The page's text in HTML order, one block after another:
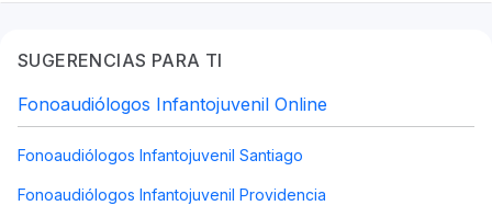
SUGERENCIAS PARA TI
Fonoaudiólogos Infantojuvenil Online
Fonoaudiólogos Infantojuvenil Santiago
Fonoaudiólogos Infantojuvenil Providencia